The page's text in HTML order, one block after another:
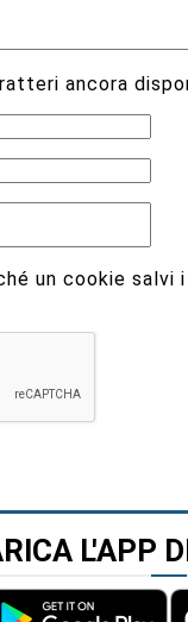
ancora
un cookie salvi
L'APP